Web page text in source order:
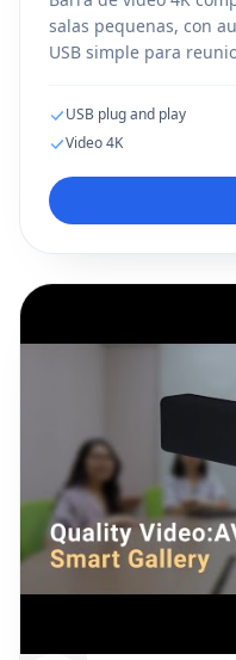
salas pequenas, con
USB simple para
USB plug and play
Video 4K